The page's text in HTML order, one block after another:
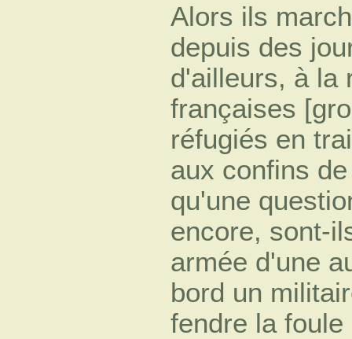
Alors ils
depuis des
d'ailleurs, à la
françaises
réfugiés en
aux confins
qu'une
encore, sont-
armée d'une
bord un
fendre la